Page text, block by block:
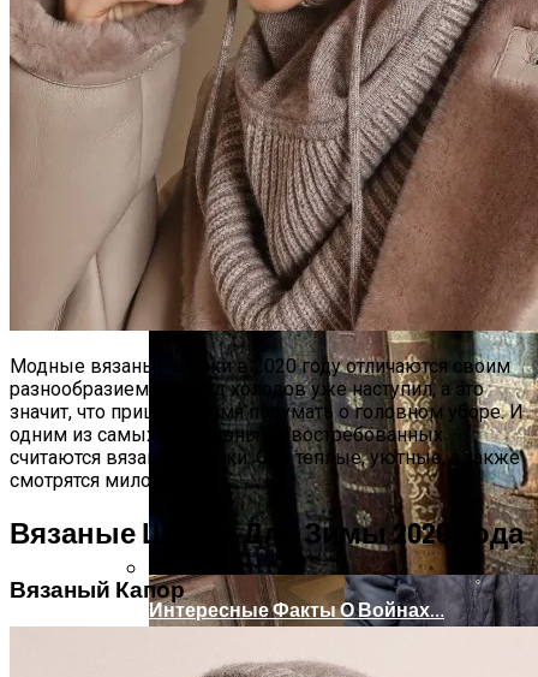
Ваша Любовь К Оранжевому: Глоток
Энергии Или Сигнал Уставшей Души
Сергей Марков — О Тайном Цифровом
Суде И Угрозах Искусственного
Интеллекта
Интересные Факты О Войнах…
Модные вязаные шапки в 2020 году отличаются своим
разнообразием. Период холодов уже наступил, а это
значит, что пришло время подумать о головном уборе. И
одним из самых популярных и востребованных
считаются вязаные шапки. Они теплые, уютные, а также
смотрятся мило.
Вязаные Шапки Для Зимы 2020 Года
Вязаный Капор